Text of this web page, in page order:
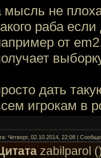
мысль не
раба
от
дать
игрокам в
Четверг, 02.10.2014, 22:08 |
zabilparol (